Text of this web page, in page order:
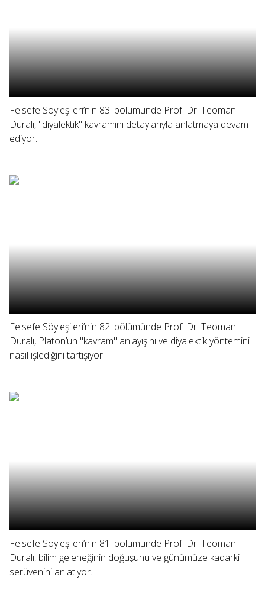
Felsefe Söyleşileri’nin 83. bölümünde Prof. Dr. Teoman
Duralı, "diyalektik" kavramını detaylarıyla anlatmaya devam
ediyor.
Felsefe Söyleşileri’nin 82. bölümünde Prof. Dr. Teoman
Duralı, Platon’un "kavram" anlayışını ve diyalektik yöntemini
nasıl işlediğini tartışıyor.
Felsefe Söyleşileri’nin 81. bölümünde Prof. Dr. Teoman
Duralı, bilim geleneğinin doğuşunu ve günümüze kadarki
serüvenini anlatıyor.